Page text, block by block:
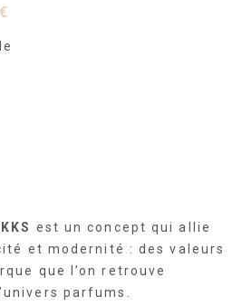
€
IKKS est un concept qui allie
et modernité : des valeurs
que l’on retrouve
parfums.